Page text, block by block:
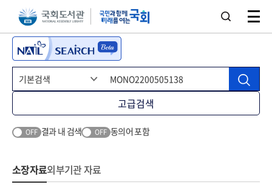
본문 바로가기주메뉴 바로가기
고급검색
OFF 결과 내 검색 OFF 동의어 포함
소장자료외부기관 자료